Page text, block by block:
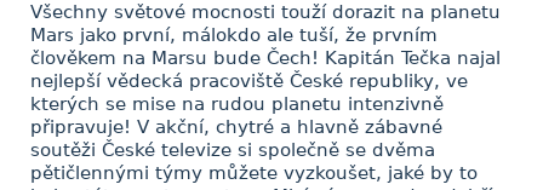
Všechny světové mocnosti touží dorazit na planetu
Mars jako první, málokdo ale tuší, že prvním
člověkem na Marsu bude Čech! Kapitán Tečka najal
nejlepší vědecká pracoviště České republiky, ve
kterých se mise na rudou planetu intenzivně
připravuje! V akční, chytré a hlavně zábavné
soutěži České televize si společně se dvěma
pětičlennými týmy můžete vyzkoušet, jaké by to